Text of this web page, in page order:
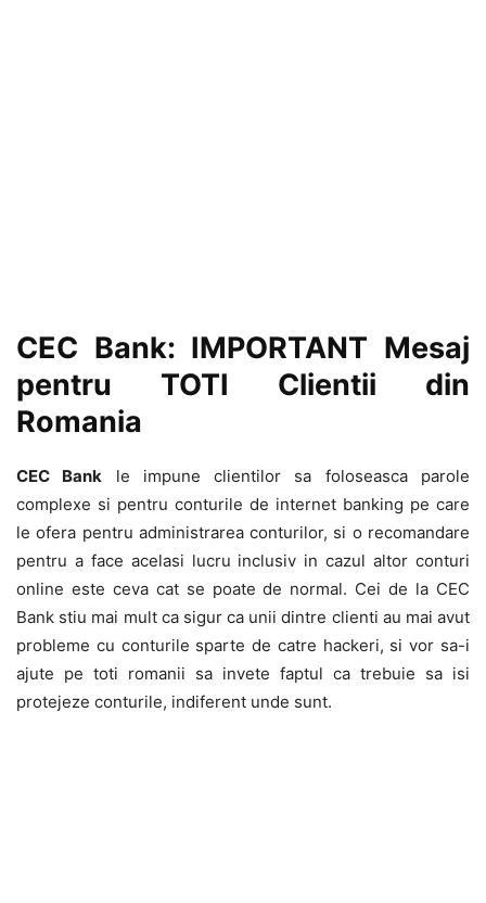
CEC Bank: IMPORTANT Mesaj
pentru TOTI Clientii din
Romania
CEC Bank le impune clientilor sa foloseasca parole
complexe si pentru conturile de internet banking pe care
le ofera pentru administrarea conturilor, si o recomandare
pentru a face acelasi lucru inclusiv in cazul altor conturi
online este ceva cat se poate de normal. Cei de la CEC
Bank stiu mai mult ca sigur ca unii dintre clienti au mai avut
probleme cu conturile sparte de catre hackeri, si vor sa-i
ajute pe toti romanii sa invete faptul ca trebuie sa isi
protejeze conturile, indiferent unde sunt.